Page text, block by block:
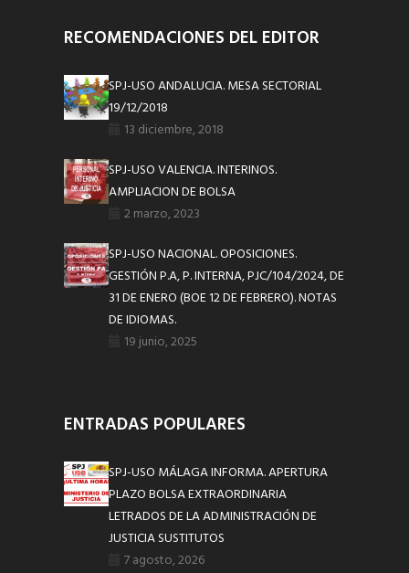
RECOMENDACIONES DEL EDITOR
SPJ-USO ANDALUCIA. MESA SECTORIAL
19/12/2018
13 diciembre, 2018
SPJ-USO VALENCIA. INTERINOS.
AMPLIACION DE BOLSA
2 marzo, 2023
SPJ-USO NACIONAL. OPOSICIONES.
GESTIÓN P.A, P. INTERNA, PJC/104/2024, DE
31 DE ENERO (BOE 12 DE FEBRERO). NOTAS
DE IDIOMAS.
19 junio, 2025
ENTRADAS POPULARES
SPJ-USO MÁLAGA INFORMA. APERTURA
PLAZO BOLSA EXTRAORDINARIA
LETRADOS DE LA ADMINISTRACIÓN DE
JUSTICIA SUSTITUTOS
7 agosto, 2026